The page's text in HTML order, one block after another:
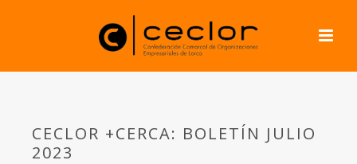
CECLOR +CERCA: BOLETÍN JULIO
2023